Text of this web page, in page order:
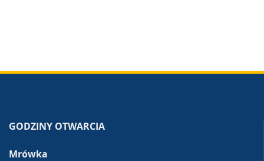
GODZINY OTWARCIA
Mrówka